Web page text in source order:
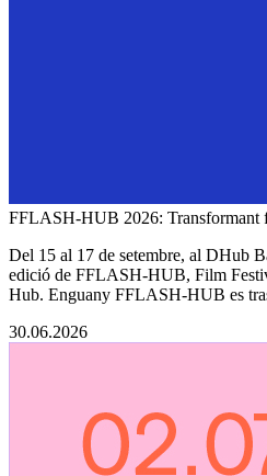
FFLASH-HUB 2026: Transformant
Del 15 al 17 de setembre, al DHub
edició de FFLASH-HUB, Film
Hub. Enguany FFLASH-HUB es
30.06.2026